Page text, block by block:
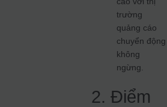
trường
quảng cáo
chuyển động
không
ngừng.
2. Điểm